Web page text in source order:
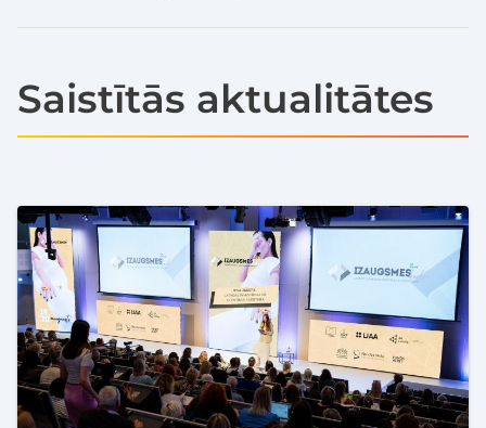
Saistītās aktualitātes